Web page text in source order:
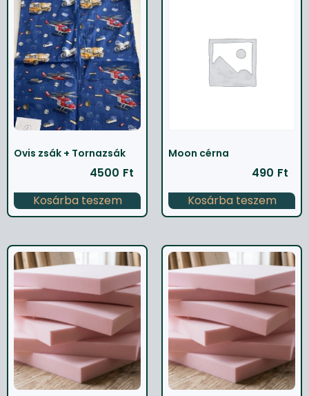
Ovis zsák + Tornazsák
4500 Ft
Kosárba teszem
Moon cérna
490 Ft
Kosárba teszem